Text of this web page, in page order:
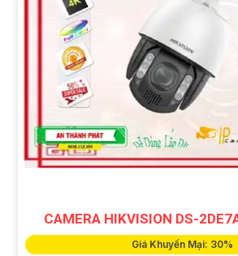
CAMERA HIKVISION DS-
Giá Khuyến Mại: 30%